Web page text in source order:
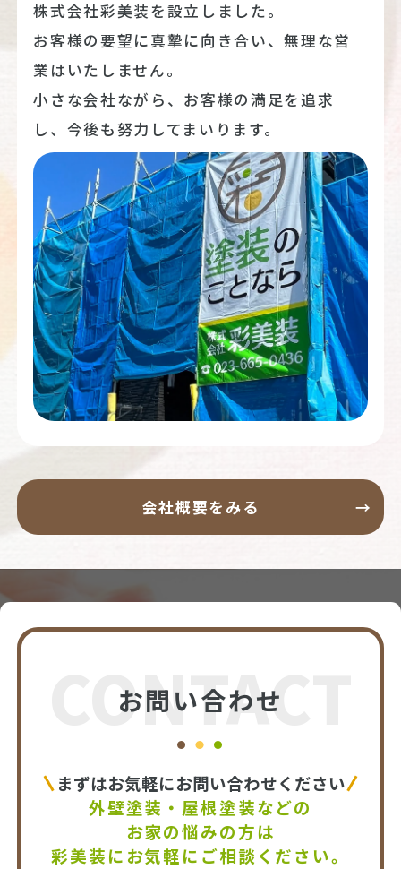
株式会社彩美装を設立しました。
お客様の要望に真摯に向き合い、無理な営
業はいたしません。
小さな会社ながら、お客様の満足を追求
し、今後も努力してまいります。
会社概要をみる
CONTACT
お問い合わせ
まずはお気軽にお問い合わせください
外壁塗装・屋根塗装などの
お家の悩みの方は
彩美装にお気軽にご相談ください。